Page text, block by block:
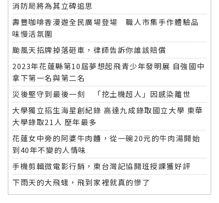
消防局將為其立碑追思
壽豐咖啡香漫遊全民廣場登場 職人市集手作體驗品
味慢活氛圍
颱風天招牌掉落砸車，律師告訴你誰該賠償
2023年花蓮縣第10屆夢想起飛青少年發明展 自強國中
拿下第一名與第二名
災後堅守到最後一刻 「挖土機超人」因感染離世
大學獨立招生海星創紀錄 高達九成錄取國立大學 東華
大學錄取21人 歷年最多
花蓮女中旁的阿婆牛肉麵，從一碗20元的牛肉湯開始
到40年不變的人情味
手機剪輯微電影行銷，東台灣記協開班授課獲好評
下雨天的大飛蛾，飛到家裡就真的慘了